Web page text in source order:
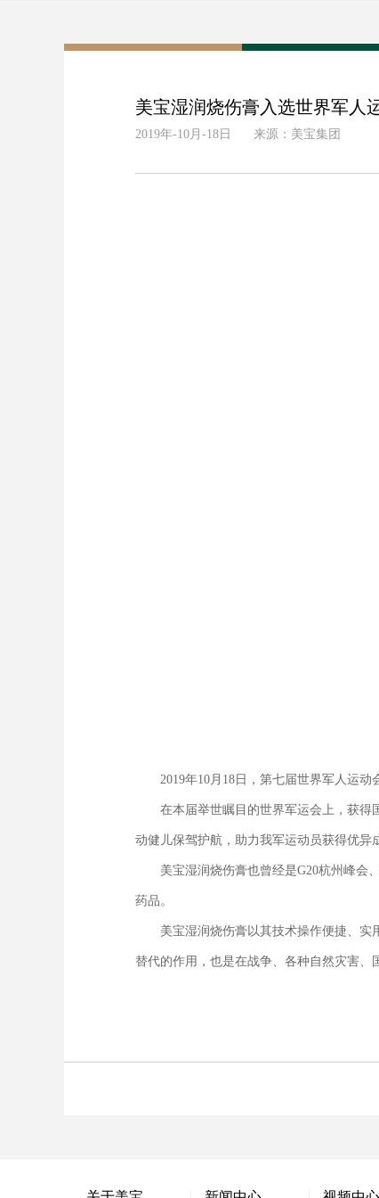
美宝湿润烧伤膏入选世界军人
2019年-10月-18日 来源：美宝集团
2019年10月18日，第七届世界军人运动
在本届举世瞩目的世界军运会上，获得
动健儿保驾护航，助力我军运动员获得优异
美宝湿润烧伤膏也曾经是G20杭州峰会、
药品。
美宝湿润烧伤膏以其技术操作便捷、实用
替代的作用，也是在战争、各种自然灾害、